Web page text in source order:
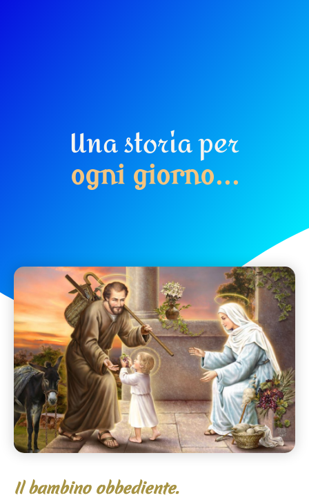
Una storia per
ogni giorno...
Il bambino obbediente.